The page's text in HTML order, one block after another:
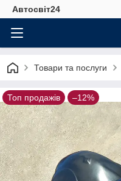
Автосвіт24
Товари та послуги
Топ продажів –12%